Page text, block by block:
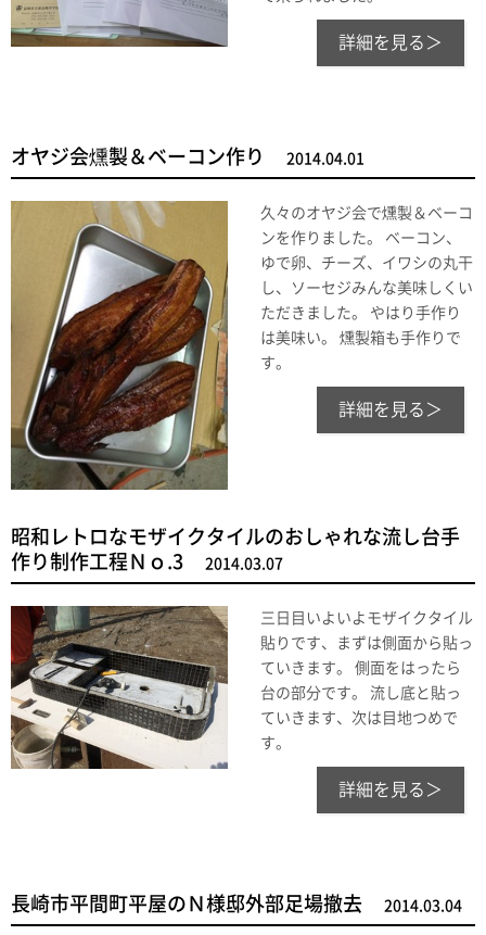
詳細を見る＞
オヤジ会燻製＆ベーコン作り 2014.04.01
久々のオヤジ会で燻製＆ベーコ
ンを作りました。 ベーコン、
ゆで卵、チーズ、イワシの丸干
し、ソーセジみんな美味しくい
ただきました。 やはり手作り
は美味い。 燻製箱も手作りで
す。
詳細を見る＞
昭和レトロなモザイクタイルのおしゃれな流し台手
作り制作工程Ｎｏ.3
2014.03.07
三日目いよいよモザイクタイル
貼りです、まずは側面から貼っ
ていきます。 側面をはったら
台の部分です。 流し底と貼っ
ていきます、次は目地つめで
す。
詳細を見る＞
長崎市平間町平屋のＮ様邸外部足場撤去 2014.03.04